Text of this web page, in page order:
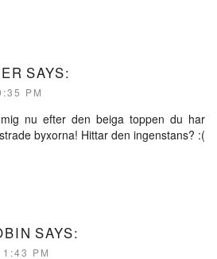
SAYS:
PM
nu efter den beiga toppen du har
byxorna! Hittar den ingenstans? :(
SAYS:
PM